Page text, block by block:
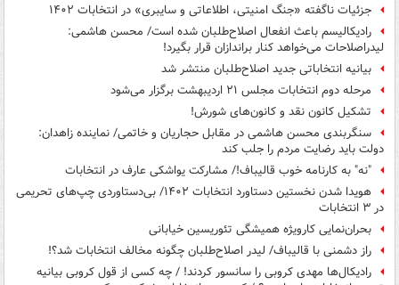
جزئیات ناگفته «جنگ امنیتی، اطلاعاتی و سایبری» در انتخابات ۱۴۰۲
رادیکالیسم باعث انفعال اصلاح‌طلبان شده است/ محسن هاشمی:
لیدراصلاحات می‌خواهد کنار براندازان قرار بگیرد!
بیانیه انتخاباتی جدید اصلاح‌طلبان منتشر شد
مرحله دوم انتخابات مجلس ۲۱ اردیبهشت برگزار می‌شود
تشکیل کانون‌ نقد و کانون‌های شورش!
سنگربندی محسن هاشمی در مقابل حجاریان و خاتمی/ نماینده زاهدان:
دولت باید رضایت مردم را جلب کند
"نه" به کارنامه خوب قالیباف!/ مشارکت یواشکی عارف در انتخابات
هویدا شدن نخستین دستاورد انتخابات ۱۴۰۲/ بی‌دستاوردی چپ‌های تحریمی
در ۳ انتخابات
بحران‌نمایی کارویژه همیشگی تئوریسین خیابانی
راز دشمنی با قالیباف/ لیدر اصلاح‌طلبان چگونه مخالف انتخابات شد؟!
رادیکال‌ها مهدی کروبی را سانسور کردند! / چه کسی از قول کروبی بیانیه